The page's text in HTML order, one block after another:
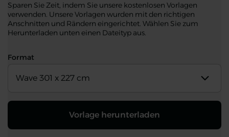
Sparen Sie Zeit, indem Sie unsere kostenlosen Vorlagen
verwenden. Unsere Vorlagen wurden mit den richtigen
Anschnitten und Rändern eingerichtet. Wählen Sie zum
Herunterladen unten einen Dateityp aus.
Format
Wave 301 x 227 cm
Vorlage herunterladen